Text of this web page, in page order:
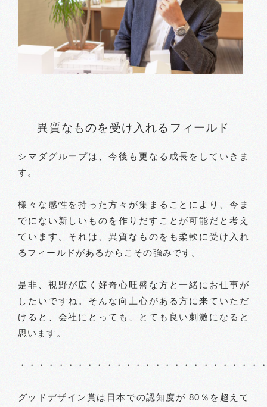
異質なものを受け入れるフィールド
シマダグループは、今後も更なる成長をしていきま
す。
様々な感性を持った方々が集まることにより、今ま
でにない新しいものを作りだすことが可能だと考え
ています。それは、異質なものをも柔軟に受け入れ
るフィールドがあるからこその強みです。
是非、視野が広く好奇心旺盛な方と一緒にお仕事が
したいですね。そんな向上心がある方に来ていただ
けると、会社にとっても、とても良い刺激になると
思います。
・・・・・・・・・・・・・・・・・・・・・・・・・
グッドデザイン賞は日本での認知度が 80％を超えて